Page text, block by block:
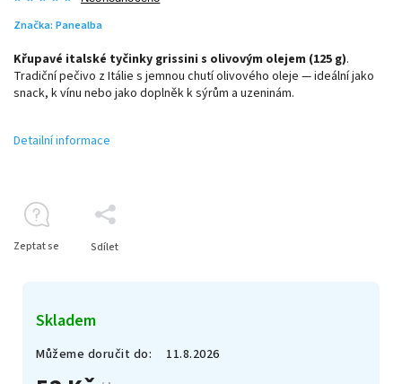
Značka: Panealba
Skladem
Můžeme doručit do: 11.8.2026
Křupavé italské tyčinky grissini s olivovým olejem (125 g).
Tradiční pečivo zItálie s jemnou chutí olivového oleje — ideální jako
snack, k vínu nebo jako doplněk k sýrům a uzeninám.
Detailní informace
Zeptat se Sdílet